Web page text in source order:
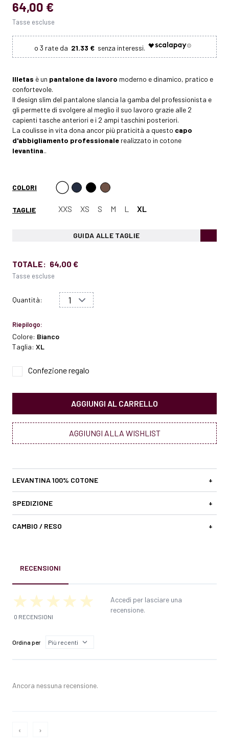
64,00 €
Tasse escluse
21.33 €
Illetas è un pantalone da lavoro moderno e dinamico, pratico e
confortevole.
Il design slim del pantalone slancia la gamba del professionista e
gli permette di svolgere al meglio il suo lavoro grazie alle 2
capienti tasche anteriori e i 2 ampi taschini posteriori.
La coulisse in vita dona ancor più praticità a questo capo
d'abbigliamento professionale realizzato in cotone
levantina..
COLORI
TAGLIE XXS XS S M L XL
GUIDA ALLE TAGLIE
TOTALE: 64,00 €
Tasse escluse
Quantità:
Riepilogo:
Colore: Bianco
Taglia: XL
Confezione regalo
AGGIUNGI AL CARRELLO
AGGIUNGI ALLA WISHLIST
LEVANTINA 100% COTONE +
SPEDIZIONE +
CAMBIO / RESO +
RECENSIONI
0 RECENSIONI
Accedi per lasciare una
recensione.
Ordina per
Ancora nessuna recensione.
‹ ›